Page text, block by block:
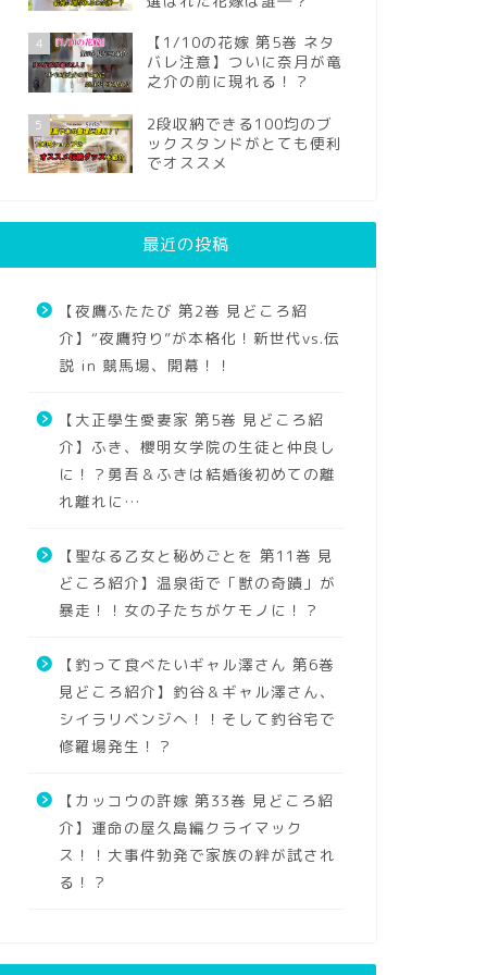
4
【1/10の花嫁 第5巻 ネタ
バレ注意】ついに奈月が竜
之介の前に現れる！？
5
2段収納できる100均のブ
ックスタンドがとても便利
でオススメ
最近の投稿
【夜鷹ふたたび 第2巻 見どころ紹
介】“夜鷹狩り”が本格化！新世代vs.伝
説 in 競馬場、開幕！！
【大正學生愛妻家 第5巻 見どころ紹
介】ふき、櫻明女学院の生徒と仲良し
に！？勇吾＆ふきは結婚後初めての離
れ離れに…
【聖なる乙女と秘めごとを 第11巻 見
どころ紹介】温泉街で「獣の奇蹟」が
暴走！！女の子たちがケモノに！？
【釣って食べたいギャル澤さん 第6巻
見どころ紹介】釣谷＆ギャル澤さん、
シイラリベンジへ！！そして釣谷宅で
修羅場発生！？
【カッコウの許嫁 第33巻 見どころ紹
介】運命の屋久島編クライマック
ス！！大事件勃発で家族の絆が試され
る！？